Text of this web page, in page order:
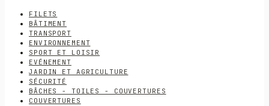
FILETS
BÂTIMENT
TRANSPORT
ENVIRONNEMENT
SPORT ET LOISIR
EVÉNEMENT
JARDIN ET AGRICULTURE
SÉCURITÉ
BÂCHES - TOILES - COUVERTURES
COUVERTURES